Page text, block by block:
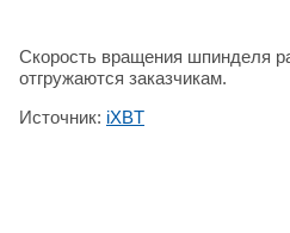
Скорость вращения шпинделя
отгружаются заказчикам.
Источник: iXBT